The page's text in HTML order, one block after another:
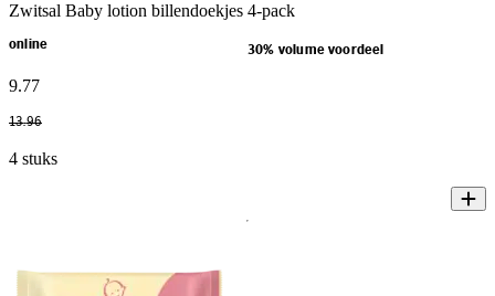
Zwitsal Baby lotion billendoekjes 4-pack
online 30% volume voordeel
9.77
13.96
4 stuks